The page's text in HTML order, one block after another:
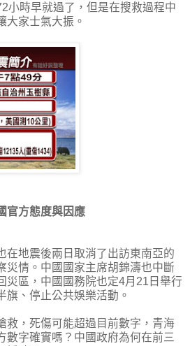
小時早就過了，但是在搜救過程中
大家士氣大振。
官方態度與因應
在地震後兩日取消了出訪東南亞的
災情。中國國家主席胡錦濤也中斷
災區，中國國務院也定4月21日舉行
旗、停止公共娛樂活動。
救，死傷可能超過目前數字，青海
數字確實嗎？中國政府為何在前三